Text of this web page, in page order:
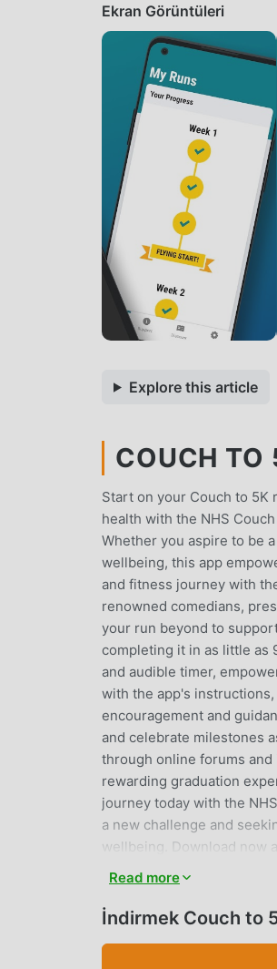
Ekran Görüntüleri
Explore this article
COUCH TO
Start on your Couch to 5K
health with the NHS
Whether you aspire to be
wellbeing, this app
and fitness journey with
renowned comedians,
your run beyond to
completing it in as little as
and audible timer,
with the app's
encouragement and
and celebrate milestones
through online forums
rewarding graduation
journey today with the
a new challenge and
wellbeing. Download now
COUCH TO 5K
Couch to 5k Son
kullanıcıyı kendine
Read more
İndirmek Couch to